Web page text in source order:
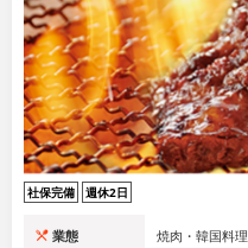
社保完備 週休2日
業態 焼肉・韓国料理